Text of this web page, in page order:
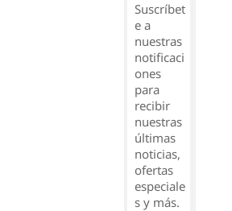
Suscríbet
e a
nuestras
notificaci
ones
para
recibir
nuestras
últimas
noticias,
ofertas
especiale
s y más.